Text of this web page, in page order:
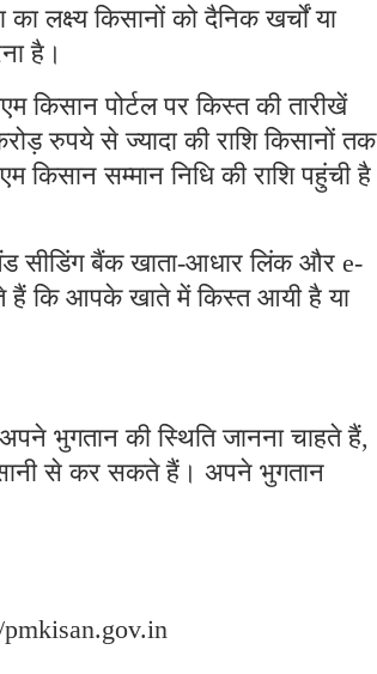
लक्ष्य किसानों को दैनिक खर्चों या
है।
किसान पोर्टल पर किस्त की तारीखें
रुपये से ज्यादा की राशि किसानों तक
सम्मान निधि की राशि पहुंची है
सीडिंग बैंक खाता-आधार लिंक और e-
कि आपके खाते में किस्त आयी है या
भुगतान की स्थिति जानना चाहते हैं,
से कर सकते हैं। अपने भुगतान